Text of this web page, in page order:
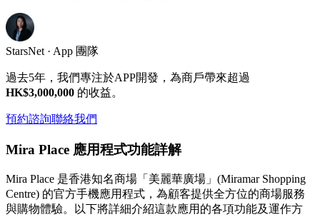
StarsNet · App 團隊
過去5年，我們專注於APP開發，為商戶帶來超過
HK$3,000,000 的收益。
預約諮詢聯絡我們
Mira Place 應用程式功能詳解
Mira Place 是香港知名商場「美麗華廣場」(Miramar Shopping
Centre) 的官方手機應用程式，為顧客提供全方位的商場服務
與購物體驗。以下將詳細介紹這款應用的各項功能及運作方